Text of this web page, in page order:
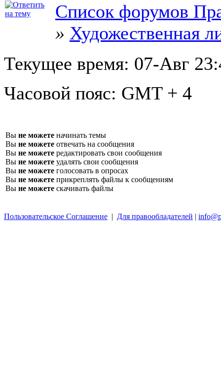
Список форумов
» Художественная
Текущее время: 07-Авг
Часовой пояс: GMT + 4
Вы не можете начинать темы
Вы не можете отвечать на сообщения
Вы не можете редактировать свои сообщения
Вы не можете удалять свои сообщения
Вы не можете голосовать в опросах
Вы не можете прикреплять файлы к сообщениям
Вы не можете скачивать файлы
Пользовательское Соглашение | Для правообладателей |